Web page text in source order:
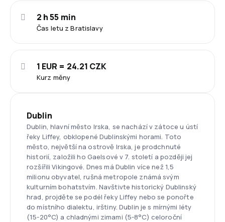
Čas letu z Bratislavy
2 h 55 min
Kurz měny
1 EUR = 24.21 CZK
Dublin
Dublin, hlavní město Irska, se nachází v zátoce u ústí
řeky Liffey, obklopené Dublinskými horami. Toto
město, největší na ostrově Irska, je prodchnuté
historií, založili ho Gaelsové v 7. století a později jej
rozšířili Vikingové. Dnes má Dublin více než 1,5
milionu obyvatel, rušná metropole známá svým
kulturním bohatstvím. Navštivte historický Dublinský
hrad, projděte se podél řeky Liffey nebo se ponořte
do místního dialektu, irštiny. Dublin je s mírnými léty
(15-20°C) a chladnými zimami (5-8°C) celoroční